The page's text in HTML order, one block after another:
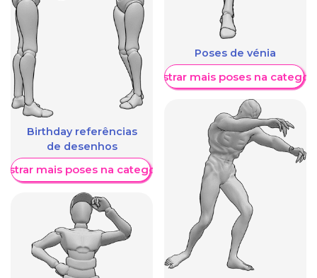
Birthday referências
de desenhos
mais poses na categoria
Poses de vénia
Mostrar mais poses na